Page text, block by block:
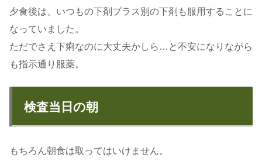
夕食後は、いつもの下剤プラス別の下剤も服用することに
なっていました。
ただでさえ下痢なのに大丈夫かしら…と不安になりながら
も指示通り服薬。
検査当日の朝
もちろん朝食は取ってはいけません。